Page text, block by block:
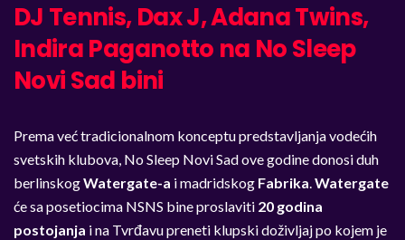
DJ Tennis, Dax J, Adana Twins,
Indira Paganotto na No Sleep
Novi Sad bini
Prema već tradicionalnom konceptu predstavljanja vodećih
svetskih klubova, No Sleep Novi Sad ove godine donosi duh
berlinskogWatergate-a i madridskog Fabrika.Watergate
će sa posetiocima NSNS bine proslaviti 20 godina
postojanja i na Tvrđavu preneti klupski doživljaj po kojem je